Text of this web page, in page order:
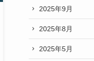
2025年9月
2025年8月
2025年5月